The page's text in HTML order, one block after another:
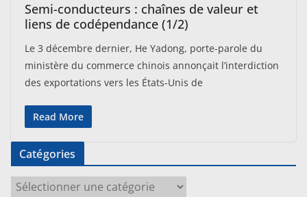
Semi-conducteurs : chaînes de valeur et
liens de codépendance (1/2)
Le 3 décembre dernier, He Yadong, porte-parole du
ministère du commerce chinois annonçait l’interdiction
des exportations vers les États-Unis de
Read More
Catégories